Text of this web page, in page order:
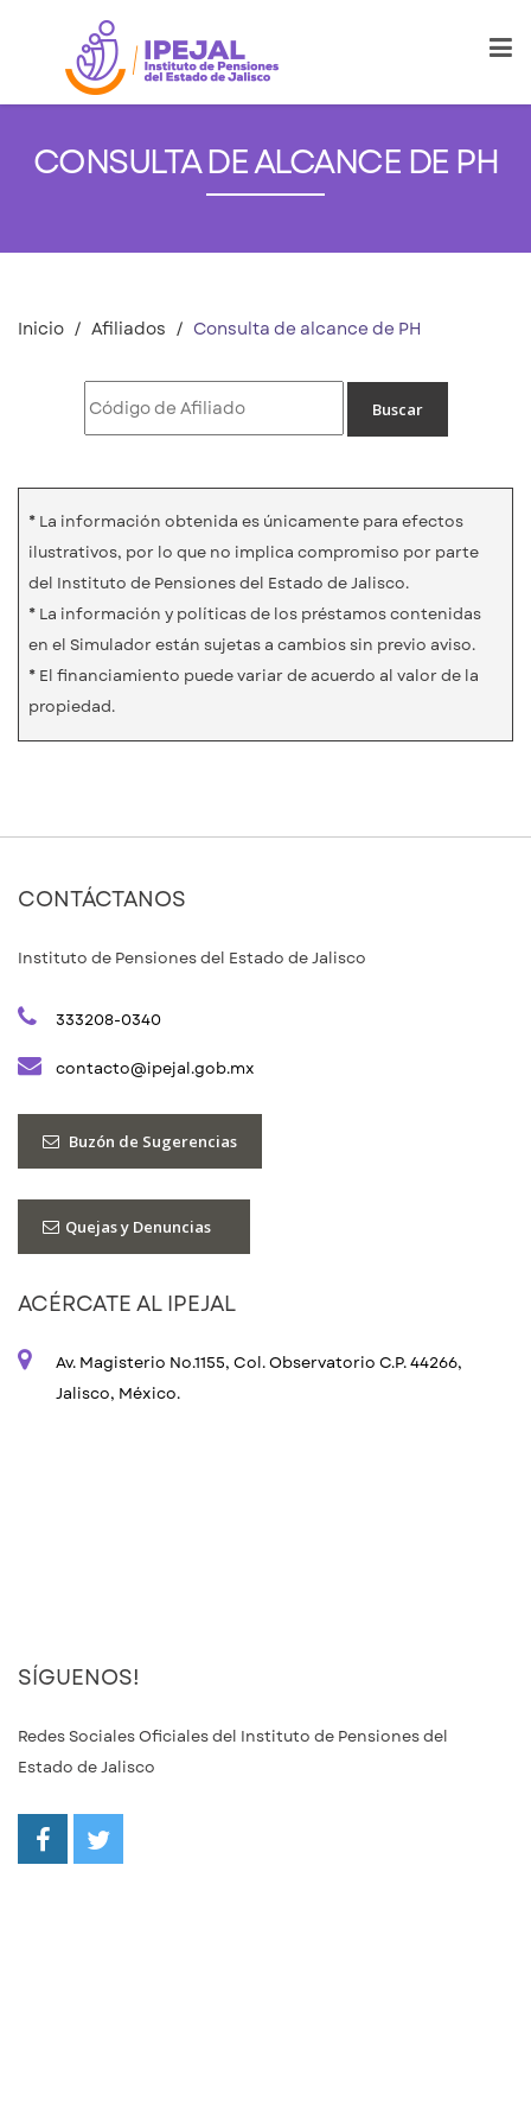
CONSULTA DE ALCANCE DE PH
Inicio Afiliados Consulta de alcance de PH
* La información obtenida es únicamente para efectos
ilustrativos, por lo que no implica compromiso por parte
del Instituto de Pensiones del Estado de Jalisco.
* La información y políticas de los préstamos contenidas
en el Simulador están sujetas a cambios sin previo aviso.
* El financiamiento puede variar de acuerdo al valor de la
propiedad.
CONTÁCTANOS
Instituto de Pensiones del Estado de Jalisco
333208-0340
contacto@ipejal.gob.mx
Buzón de Sugerencias
Quejas y Denuncias
ACÉRCATE AL IPEJAL
Av. Magisterio No.1155, Col. Observatorio C.P. 44266,
Jalisco, México.
SÍGUENOS!
Redes Sociales Oficiales del Instituto de Pensiones del
Estado de Jalisco